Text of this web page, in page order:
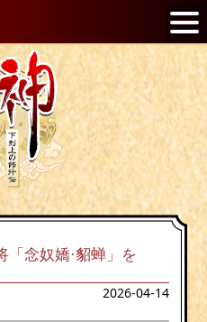
「念奴嬌·貂蝉」を
2026-04-14